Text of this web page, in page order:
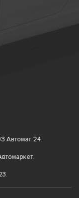
Автомаг 24.